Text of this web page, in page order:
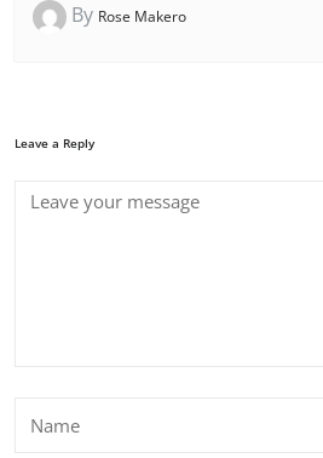
By Rose Makero
Leave a Reply